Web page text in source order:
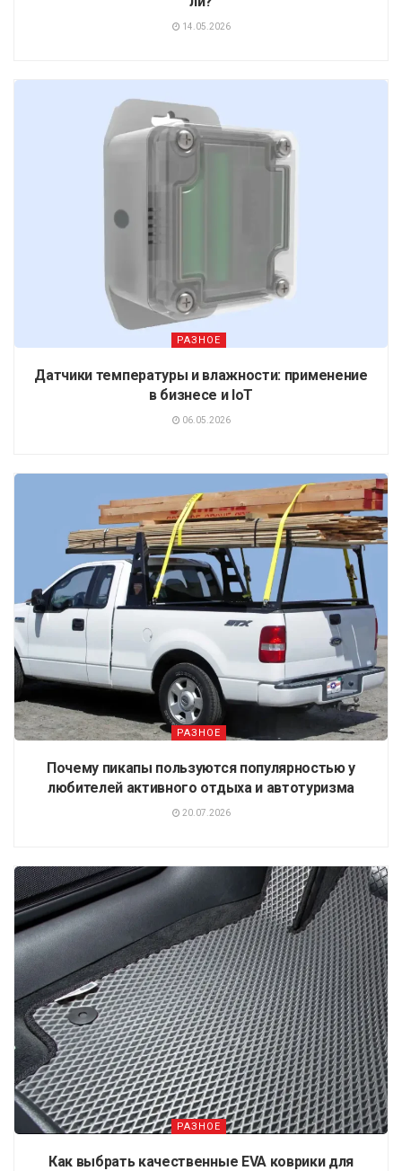
14.05.2026
РАЗНОЕ
Датчики температуры и влажности: применение
в бизнесе и IoT
06.05.2026
РАЗНОЕ
Почему пикапы пользуются популярностью у
любителей активного отдыха и автотуризма
20.07.2026
РАЗНОЕ
Как выбрать качественные EVA коврики для